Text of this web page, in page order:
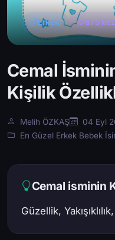
Erkek 875
Cemal
Kişilik
Melih ÖZKAŞ 04 Eyl
En Güzel Erkek Bebek
Cemal isminin
Güzellik,